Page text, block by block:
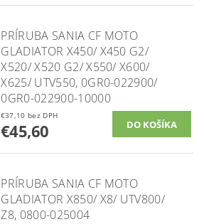
PRÍRUBA SANIA CF MOTO
GLADIATOR X450/ X450 G2/
X520/ X520 G2/ X550/ X600/
X625/ UTV550, 0GR0-022900/
0GR0-022900-10000
€37,10 bez DPH
€45,60
PRÍRUBA SANIA CF MOTO
GLADIATOR X850/ X8/ UTV800/
Z8, 0800-025004